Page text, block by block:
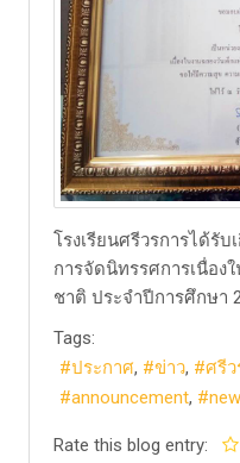
โรงเรียนศรีวรการได้รั
การจัดนิทรรศการเนื่อง
ชาติ ประจำปีการศึกษา
Tags:
ประกาศ
ข่าว ศรีว
announcement
Rate this blog entry: